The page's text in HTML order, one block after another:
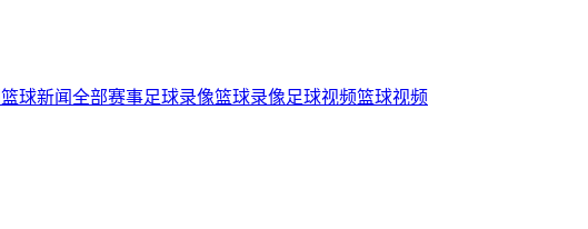
篮球新闻全部赛事足球录像篮球录像足球视频篮球视频